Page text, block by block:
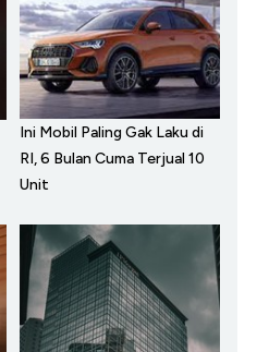
Ini Mobil Paling Gak Laku di
RI, 6 Bulan Cuma Terjual 10
Unit